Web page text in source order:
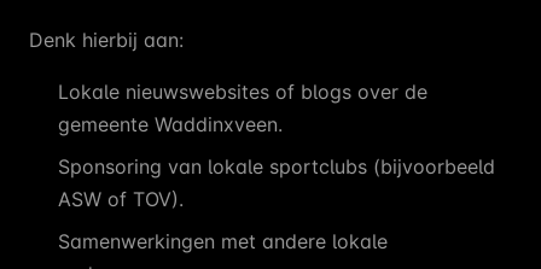
Denk hierbij aan:
Lokale nieuwswebsites of blogs over de
gemeente Waddinxveen.
Sponsoring van lokale sportclubs (bijvoorbeeld
ASW of TOV).
Samenwerkingen met andere lokale